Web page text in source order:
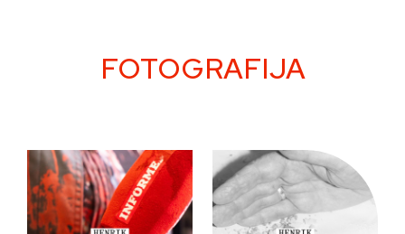
FOTOGRAFIJA